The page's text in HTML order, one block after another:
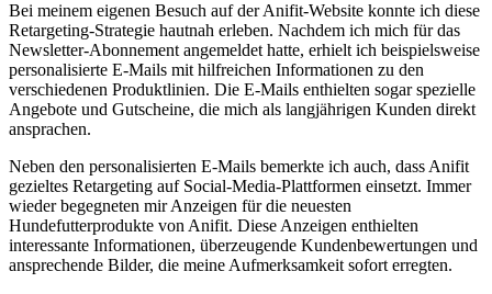
Bei meinem eigenen Besuch auf der Anifit-Website konnte ich ⁣diese
Retargeting-Strategie⁣ hautnah erleben. Nachdem ich mich für das
Newsletter-Abonnement angemeldet hatte, erhielt ich beispielsweise
personalisierte E-Mails mit hilfreichen Informationen zu den
verschiedenen​ Produktlinien. Die E-Mails enthielten ‌sogar spezielle
Angebote und‌ Gutscheine, die mich als ‌langjährigen Kunden direkt
ansprachen.
Neben den personalisierten E-Mails bemerkte ich auch, dass Anifit
gezieltes Retargeting auf Social-Media-Plattformen einsetzt. Immer
wieder begegneten​ mir Anzeigen für die neuesten
Hundefutterprodukte von Anifit. ‍Diese Anzeigen enthielten
interessante Informationen, ‍überzeugende Kundenbewertungen und
ansprechende Bilder, die meine Aufmerksamkeit‌ sofort erregten.